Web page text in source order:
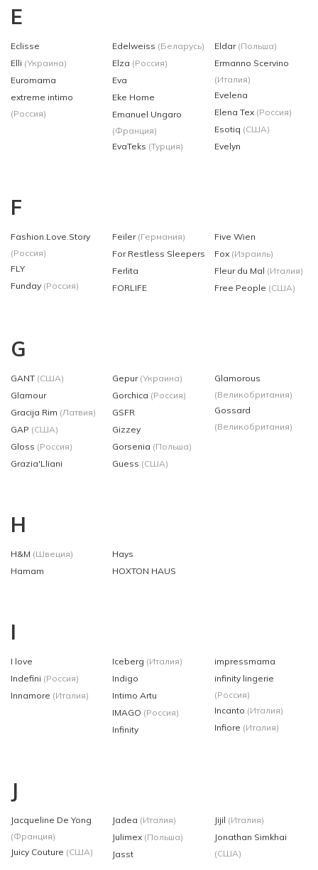
E
Eclisse
Elli (Украина)
Euromama
extreme intimo
(Россия)
Edelweiss (Беларусь)
Elza (Россия)
Eva
Eke Home
Emanuel Ungaro
(Франция)
EvaTeks (Турция)
Eldar (Польша)
Ermanno Scervino
(Италия)
Evelena
Elena Tex (Россия)
Esotiq (США)
Evelyn
F
Fashion.Love.Story
(Россия)
FLY
Funday (Россия)
Feiler (Германия)
For Restless Sleepers
Ferlita
FORLIFE
Five Wien
Fox (Израиль)
Fleur du Mal (Италия)
Free People (США)
G
GANT (США)
Glamour
Gracija Rim (Латвия)
GAP (США)
Gloss (Россия)
Grazia'Lliani
Gepur (Украина)
Gorchica (Россия)
GSFR
Gizzey
Gorsenia (Польша)
Guess (США)
Glamorous
(Великобритания)
Gossard
(Великобритания)
H
H&M (Швеция)
Hamam
Hays
HOXTON HAUS
I
I love
Indefini (Россия)
Innamore (Италия)
Iceberg (Италия)
Indigo
Intimo Artu
IMAGO (Россия)
Infinity
impressmama
infinity lingerie
(Россия)
Incanto (Италия)
Infiore (Италия)
J
Jacqueline De Yong
(Франция)
Juicy Couture (США)
Jadea (Италия)
Julimex (Польша)
Jasst
Jijil (Италия)
Jonathan Simkhai
(США)